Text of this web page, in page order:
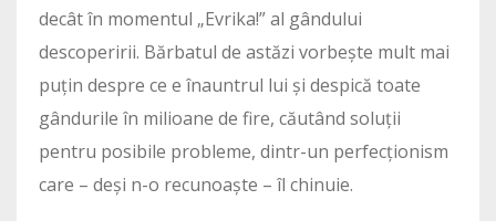
decât în momentul „Evrika!” al gândului
descoperirii. Bărbatul de astăzi vorbește mult mai
puțin despre ce e înauntrul lui și despică toate
gândurile în milioane de fire, căutând soluții
pentru posibile probleme, dintr-un perfecționism
care – deși n-o recunoaște – îl chinuie.